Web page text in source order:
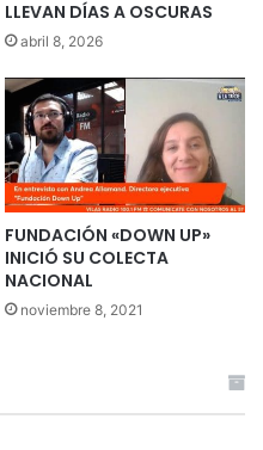
LLEVAN DÍAS A OSCURAS
abril 8, 2026
FUNDACIÓN «DOWN UP»
INICIÓ SU COLECTA
NACIONAL
noviembre 8, 2021